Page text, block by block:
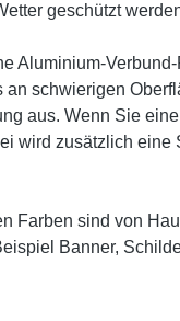
geschützt
Aluminium-
schwierigen
aus. Wenn Sie
wird zusätzlich eine
Farben sind von
Banner,